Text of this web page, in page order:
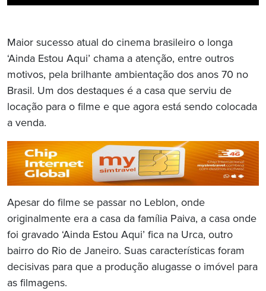
Maior sucesso atual do cinema brasileiro o longa
‘Ainda Estou Aqui’ chama a atenção, entre outros
motivos, pela brilhante ambientação dos anos 70 no
Brasil. Um dos destaques é a casa que serviu de
locação para o filme e que agora está sendo colocada
a venda.
Apesar do filme se passar no Leblon, onde
originalmente era a casa da família Paiva, a casa onde
foi gravado ‘Ainda Estou Aqui’ fica na Urca, outro
bairro do Rio de Janeiro. Suas características foram
decisivas para que a produção alugasse o imóvel para
as filmagens.